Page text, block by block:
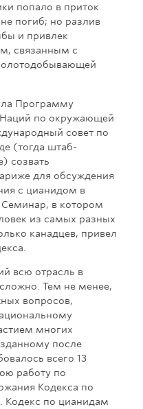
попало в приток
погиб; но разлив
и привлек
связанным с
Программу
по окружающей
совет по
(тогда штаб-
созвать
для обсуждения
с цианидом в
в котором
из самых разных
канадцев, привел
всю отрасль в
Тем не менее,
вопросов,
многих
после
всего 13
работу по
Кодекса по
Кодекс по цианидам